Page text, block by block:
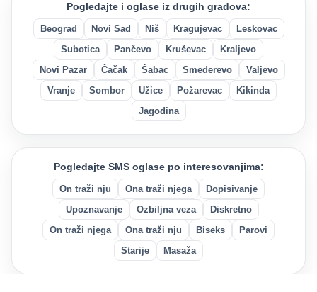
Pogledajte i oglase iz drugih gradova:
Beograd Novi Sad Niš Kragujevac
Leskovac
Subotica
Pančevo Kruševac
Kraljevo
Novi Pazar
Čačak Šabac Smederevo
Valjevo
Vranje
Sombor Užice Požarevac
Kikinda
Jagodina
Pogledajte SMS oglase po interesovanjima:
On traži nju Ona traži njega
Dopisivanje
Upoznavanje
Ozbiljna veza
Diskretno
On traži njega
Ona traži nju Biseks
Parovi
Starije
Masaža